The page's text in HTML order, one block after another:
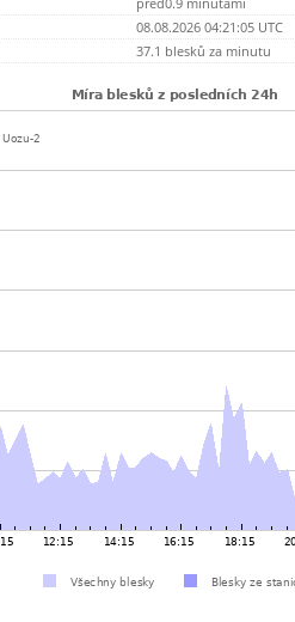
08.08.2026 04:21:05 UTC
37.1 blesků za minutu